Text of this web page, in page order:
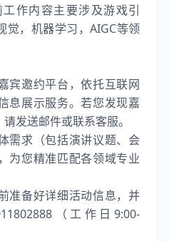
作内容主要涉及游戏引
觉，机器学习，AIGC等领
宾邀约平台，依托互联网
息展示服务。若您发现嘉
发送邮件或联系客服。
需求（包括演讲议题、会
为您精准匹配各领域专业
准备好详细活动信息，并
（工作日9:00-